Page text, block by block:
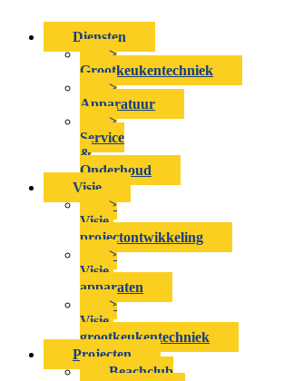
Diensten
>
Grootkeukentechniek
>
Apparatuur
>
Service
&
Onderhoud
Visie
>
Visie-
projectontwikkeling
>
Visie-
apparaten
>
Visie-
grootkeukentechniek
Projecten
Beachclub